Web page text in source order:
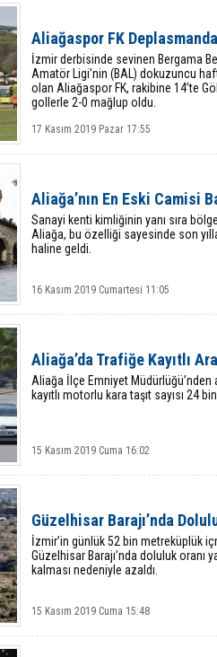
Aliağaspor FK
İzmir derbisinde sevinen Bergama
Amatör Ligi’nin (BAL) dokuzuncu
olan Aliağaspor FK, rakibine 14’te
gollerle 2-0 mağlup oldu.
17 Kasım 2019 Pazar 17:55
Aliağa’nın En Eski Camisi
Sanayi kenti kimliğinin yanı sıra
Aliağa, bu özelliği sayesinde son
haline geldi.
16 Kasım 2019 Cumartesi 11:05
Aliağa’da Trafiğe Kayıtlı
Aliağa İlçe Emniyet
kayıtlı motorlu kara taşıt sayısı 24
15 Kasım 2019 Cuma 16:02
Güzelhisar Barajı’nda
İzmir’in günlük 52 bin metreküplük
Güzelhisar Barajı’nda doluluk oranı
kalması nedeniyle azaldı.
15 Kasım 2019 Cuma 15:48